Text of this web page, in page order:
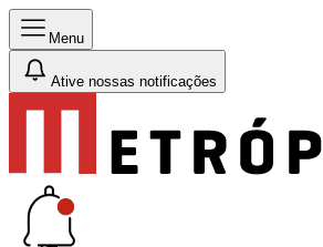
Menu
Ative nossas notificações